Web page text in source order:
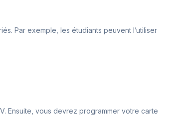
Par exemple, les étudiants peuvent l’utiliser
Ensuite, vous devrez programmer votre carte